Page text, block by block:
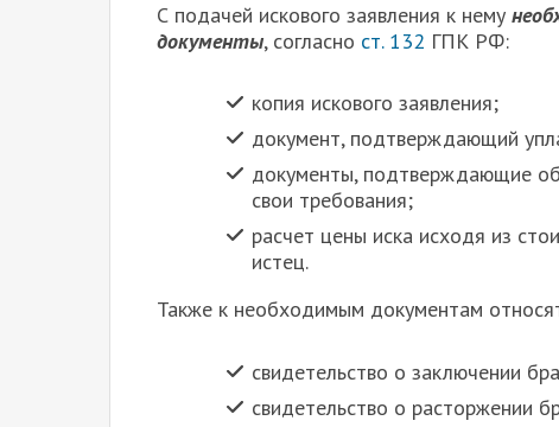
С подачей искового заявления к нему
документы, согласно ст. 132 ГПК РФ:
копия искового заявления;
документ, подтверждающий
документы, подтверждающие
свои требования;
расчет цены иска исходя из
истец.
Также к необходимым документам
свидетельство о заключении
свидетельство о расторжении